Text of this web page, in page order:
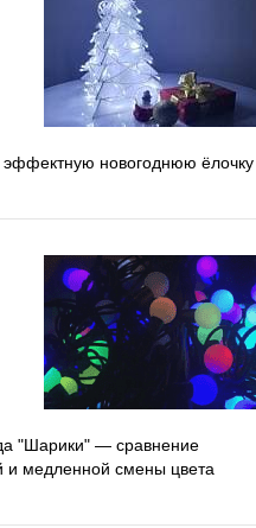
новогоднюю ёлочку
"Шарики" — сравнение
и медленной смены цвета